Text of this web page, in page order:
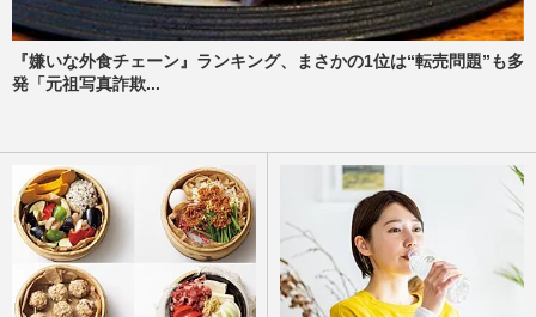
『嫌いな外食チェーン』ランキング、まさかの1位は“転売問題”も多
発「元祖写真詐欺...